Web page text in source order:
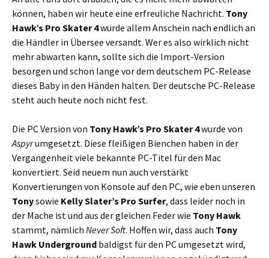
können, haben wir heute eine erfreuliche Nachricht. Tony
Hawk’s Pro Skater 4wurde allem Anschein nach endlich an
die Händler in Übersee versandt. Wer es also wirklich nicht
mehr abwarten kann, sollte sich die Import-Version
besorgen und schon lange vor dem deutschem PC-Release
dieses Baby in den Händen halten. Der deutsche PC-Release
steht auch heute noch nicht fest.
Die PC Version von Tony Hawk’s Pro Skater 4wurde von
Aspyrumgesetzt. Diese fleißigen Bienchen haben in der
Vergangenheit viele bekannte PC-Titel für den Mac
konvertiert. Seid neuem nun auch verstärkt
Konvertierungen von Konsole auf den PC, wie eben unseren
Tonysowie Kelly Slater’s Pro Surfer, dass leider noch in
der Mache ist und aus der gleichen Feder wie Tony Hawk
stammt, nämlich Never Soft. Hoffen wir, dass auch Tony
Hawk Underground baldigst für den PC umgesetzt wird,